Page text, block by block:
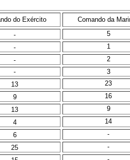
do Exército Comando da
- 5
- 1
- 2
- 3
13 23
9 16
13 9
4 14
6 -
25 -